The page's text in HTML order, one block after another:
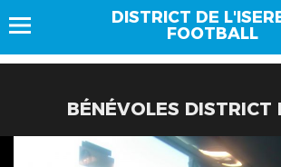
DISTRICT DE
FOOTBALL
BÉNÉVOLES DISTRICT